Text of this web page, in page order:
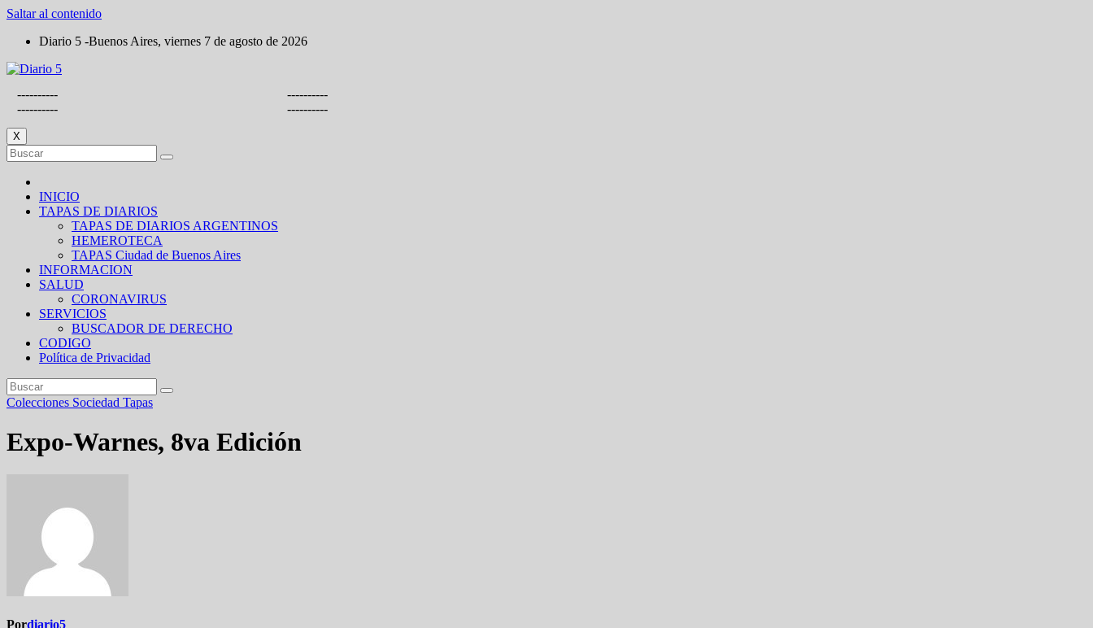
Saltar al contenido
Diario 5 -Buenos Aires, viernes 7 de agosto de 2026
----------
----------
----------
----------
X
INICIO
TAPAS DE DIARIOS
TAPAS DE DIARIOS ARGENTINOS
HEMEROTECA
TAPAS Ciudad de Buenos Aires
INFORMACION
SALUD
CORONAVIRUS
SERVICIOS
BUSCADOR DE DERECHO
CODIGO
Política de Privacidad
Colecciones Sociedad Tapas
Expo-Warnes, 8va Edición
Pordiario5